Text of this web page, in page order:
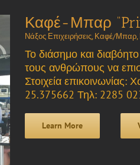
Καφέ-Μπαρ
Νάξος Επιχειρήσεις, Καφέ/Μπαρ,
Το διάσημο και
τους ανθρώπους να
Στοιχεία
25.375662 Τηλ: 2285
Learn More